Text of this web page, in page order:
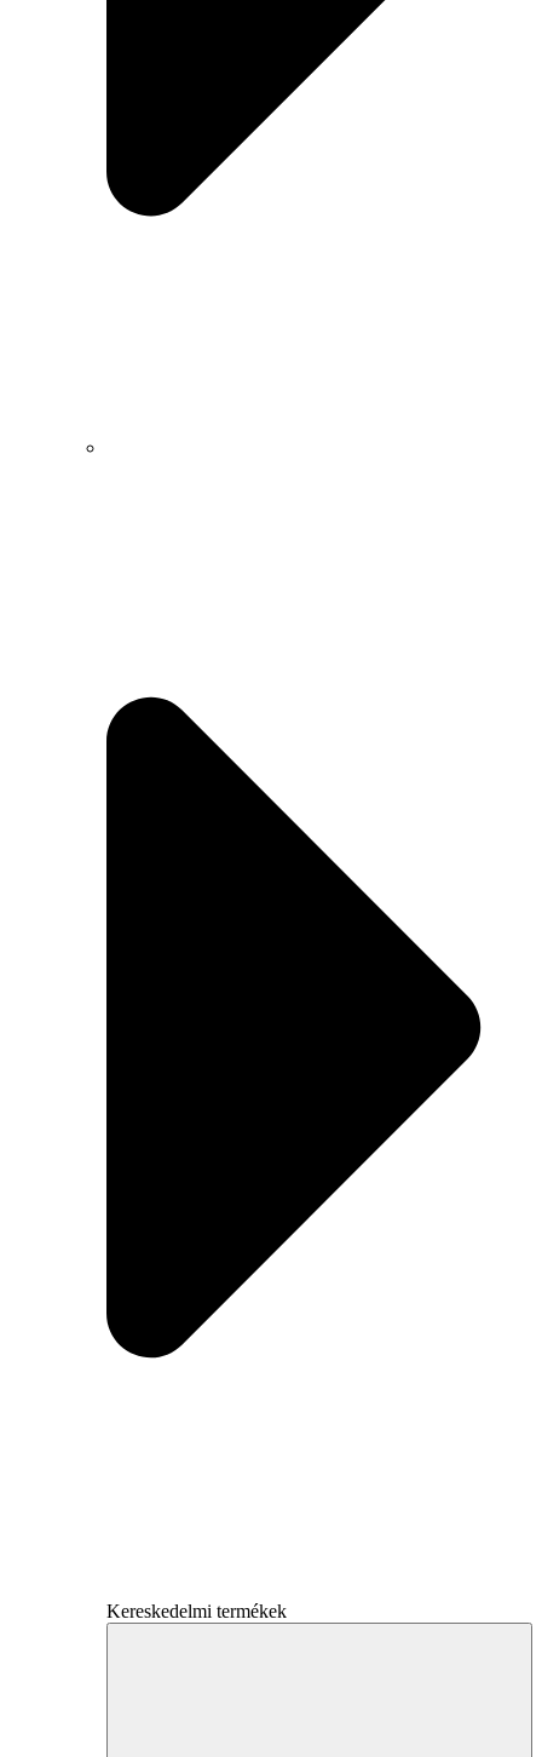
Kereskedelmi termékek